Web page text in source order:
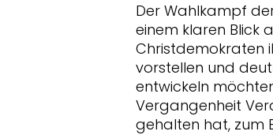
Der Wahlkampf
einem klaren Blick
Christdemokraten
vorstellen und
entwickeln
Vergangenheit
gehalten hat, zum